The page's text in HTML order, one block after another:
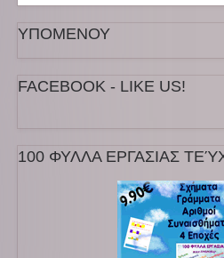
ΥΠΟΜΕΝΟΥ
FACEBOOK - LIKE US!
100 ΦΥΛΛΑ ΕΡΓΑΣΙΑΣ